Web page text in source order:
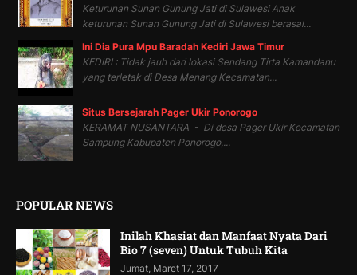
Keturunan Sunan Gunung Jati di Sulawesi Anak
keturunan Sunan Gunung Jati di Sulawesi berasal...
Ini Dia Pura Mpu Baradah Kediri Jawa Timur
KEDIRI : Tidak jauh dari lokasi Sendang Tirta Kamandanu
yang terletak di Desa Menang Kecamatan...
Situs Bersejarah Pager Ukir Ponorogo
KERAMAT NUSANTARA - Di desa Pager Ukir Kecamatan
Sampung Kabupaten Ponorogo,...
POPULAR NEWS
Inilah Khasiat dan Manfaat Nyata Dari
Bio 7 (seven) Untuk Tubuh Kita
Jumat, Maret 17, 2017